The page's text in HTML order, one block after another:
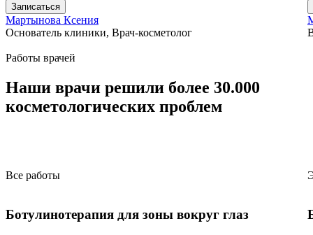
Записаться
Мартынова Ксения
Основатель клиники, Врач-косметолог
Работы врачей
Наши врачи решили более 30.000
косметологических проблем
Все работы
Ботулинотерапия для зоны вокруг глаз